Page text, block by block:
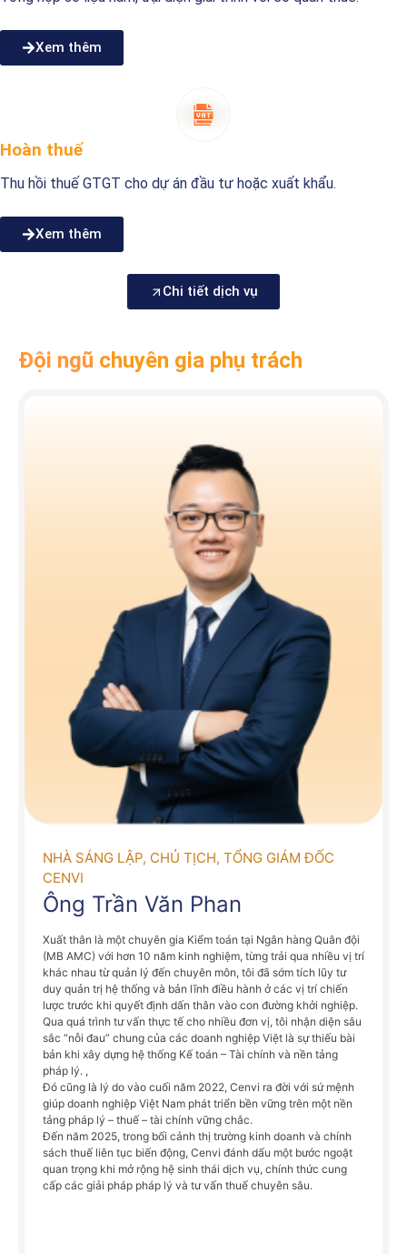
Xem thêm
Hoàn thuế
Thu hồi thuế GTGT cho dự án đầu tư hoặc xuất khẩu.
Xem thêm
Chi tiết dịch vụ
Đội ngũ chuyên gia phụ trách
NHÀ SÁNG LẬP, CHỦ TỊCH, TỔNG GIÁM ĐỐC
CENVI
Ông Trần Văn Phan
Xuất thân là một chuyên gia Kiểm toán tại Ngân hàng Quân đội
(MB AMC) với hơn 10 năm kinh nghiệm, từng trải qua nhiều vị trí
khác nhau từ quản lý đến chuyên môn, tôi đã sớm tích lũy tư
duy quản trị hệ thống và bản lĩnh điều hành ở các vị trí chiến
lược trước khi quyết định dấn thân vào con đường khởi nghiệp.
Qua quá trình tư vấn thực tế cho nhiều đơn vị, tôi nhận diện sâu
sắc “nỗi đau” chung của các doanh nghiệp Việt là sự thiếu bài
bản khi xây dựng hệ thống Kế toán – Tài chính và nền tảng
pháp lý. ,
Đó cũng là lý do vào cuối năm 2022, Cenvi ra đời với sứ mệnh
giúp doanh nghiệp Việt Nam phát triển bền vững trên một nền
tảng pháp lý – thuế – tài chính vững chắc.
Đến năm 2025, trong bối cảnh thị trường kinh doanh và chính
sách thuế liên tục biến động, Cenvi đánh dấu một bước ngoặt
quan trọng khi mở rộng hệ sinh thái dịch vụ, chính thức cung
cấp các giải pháp pháp lý và tư vấn thuế chuyên sâu.